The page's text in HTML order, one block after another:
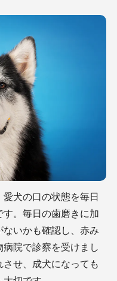
愛犬の口の状態を毎日
。毎日の歯磨きに加
いかも確認し、赤み
院で診察を受けまし
せ、成犬になっても